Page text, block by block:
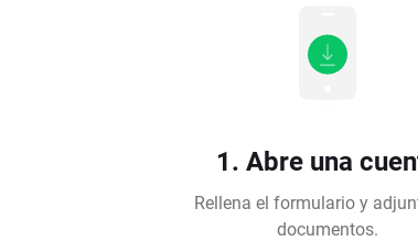
1. Abre una
Rellena el formulario y
documentos.